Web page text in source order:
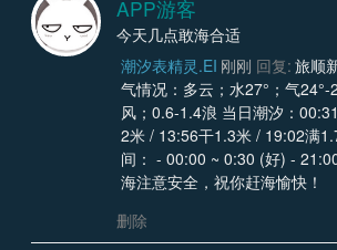
APP游客
今天几点敢海合适
潮汐表精灵.EI 刚刚 回复: 旅顺
气情况：多云；水27°；气24°-
风；0.6-1.4浪 当日潮汐：
2米 / 13:56干1.3米 / 19:02满
间： - 00:00 ~ 0:30 (好) -
海注意安全，祝你赶海愉快！
删除